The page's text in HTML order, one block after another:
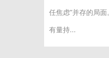
任焦虑”并存的局
有量持...